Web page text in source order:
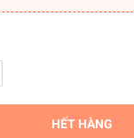
HẾT HÀNG